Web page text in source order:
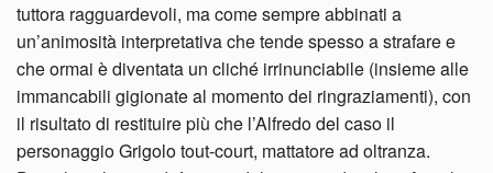
tuttora ragguardevoli, ma come sempre abbinati a
un’animosità interpretativa che tende spesso a strafare e
che ormai è diventata un cliché irrinunciabile (insieme alle
immancabili gigionate al momento dei ringraziamenti), con
il risultato di restituire più che l’Alfredo del caso il
personaggio Grigolo tout-court, mattatore ad oltranza.